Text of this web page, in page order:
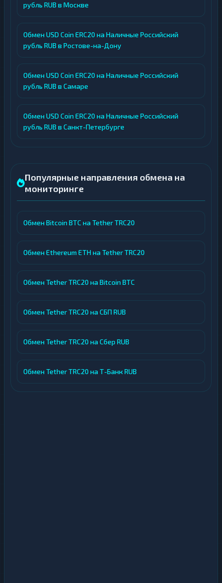
рубль RUB в Москве
Обмен USD Coin ERC20 на Наличные Российский
рубль RUB в Ростове-на-Дону
Обмен USD Coin ERC20 на Наличные Российский
рубль RUB в Самаре
Обмен USD Coin ERC20 на Наличные Российский
рубль RUB в Санкт-Петербурге
Популярные направления обмена на
мониторинге
Обмен Bitcoin BTC на Tether TRC20
Обмен Ethereum ETH на Tether TRC20
Обмен Tether TRC20 на Bitcoin BTC
Обмен Tether TRC20 на СБП RUB
Обмен Tether TRC20 на Сбер RUB
Обмен Tether TRC20 на Т-Банк RUB